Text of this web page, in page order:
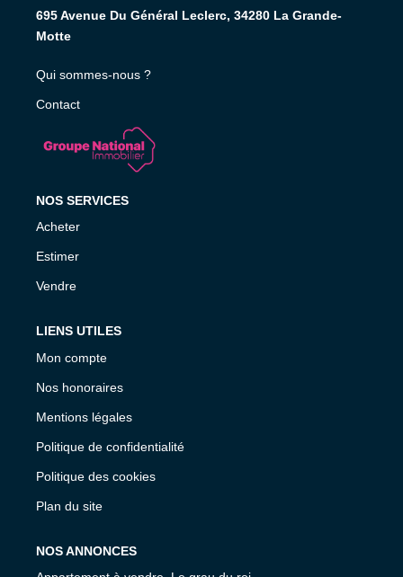
695 Avenue Du Général Leclerc, 34280 La Grande-
Motte
Qui sommes-nous ?
Contact
NOS SERVICES
Acheter
Estimer
Vendre
LIENS UTILES
Mon compte
Nos honoraires
Mentions légales
Politique de confidentialité
Politique des cookies
Plan du site
NOS ANNONCES